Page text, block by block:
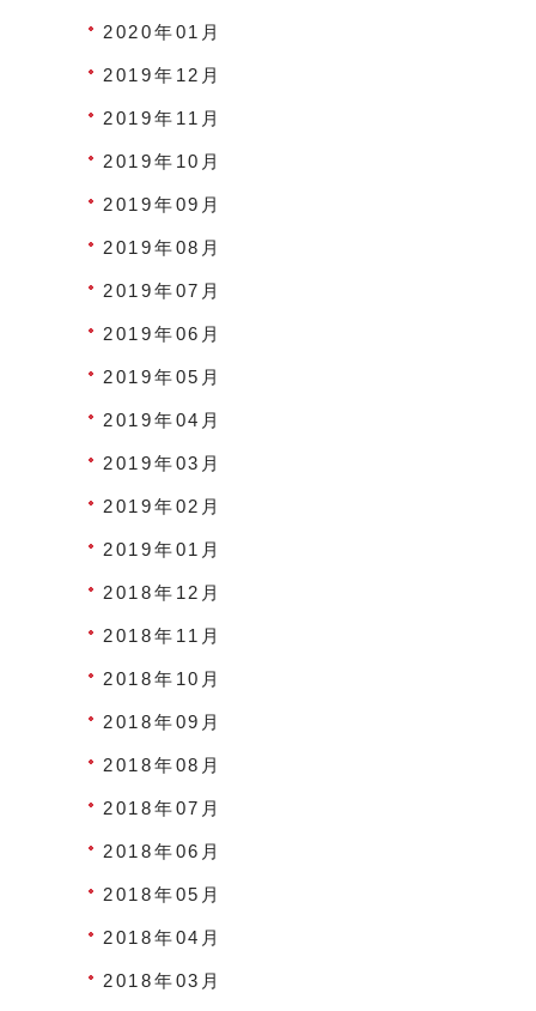
2020年01月
2019年12月
2019年11月
2019年10月
2019年09月
2019年08月
2019年07月
2019年06月
2019年05月
2019年04月
2019年03月
2019年02月
2019年01月
2018年12月
2018年11月
2018年10月
2018年09月
2018年08月
2018年07月
2018年06月
2018年05月
2018年04月
2018年03月